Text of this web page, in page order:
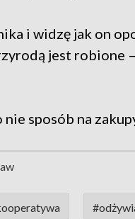
i widzę jak on
jest robione
sposób na